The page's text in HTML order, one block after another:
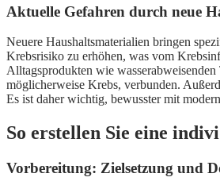
Aktuelle Gefahren durch neue
Neuere Haushaltsmaterialien bringen
Krebsrisiko zu erhöhen, was vom
Alltagsprodukten wie
möglicherweise Krebs, verbunden.
Es ist daher wichtig, bewusster mit
So erstellen Sie eine
Vorbereitung: Zielsetzung und